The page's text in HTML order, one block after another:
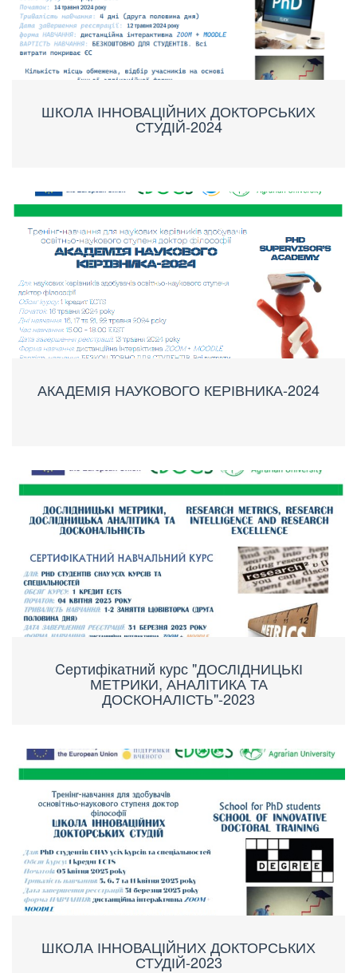
ШКОЛА ІННОВАЦІЙНИХ ДОКТОРСЬКИХ
СТУДІЙ-2024
АКАДЕМІЯ НАУКОВОГО КЕРІВНИКА-2024
Cертифікатний курс "ДОСЛІДНИЦЬКІ
МЕТРИКИ, АНАЛІТИКА ТА
ДОСКОНАЛІСТЬ"-2023
ШКОЛА ІННОВАЦІЙНИХ ДОКТОРСЬКИХ
СТУДІЙ-2023